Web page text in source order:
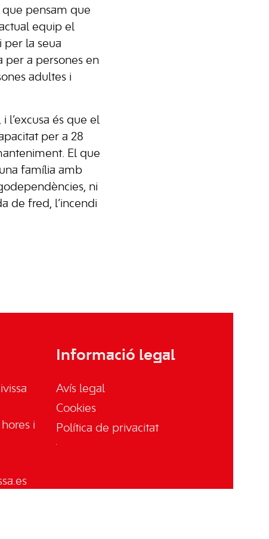
que pensam que
equip el
per la seua
per a persones en
adultes i
l’excusa és que el
per a 28
El que
família amb
ni
de fred, l’incendi
i
Informació legal
Avís legal
Cookies
Política de privacitat